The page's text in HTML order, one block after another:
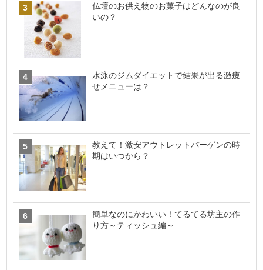
仏壇のお供え物のお菓子はどんなのが良
いの？
水泳のジムダイエットで結果が出る激痩
せメニューは？
教えて！激安アウトレットバーゲンの時
期はいつから？
簡単なのにかわいい！てるてる坊主の作
り方～ティッシュ編～